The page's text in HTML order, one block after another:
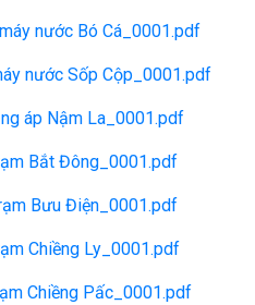
nước Bó Cá_0001.pdf
nước Sốp Cộp_0001.pdf
áp Nậm La_0001.pdf
Bắt Đông_0001.pdf
Bưu Điện_0001.pdf
Chiềng Ly_0001.pdf
Chiềng Pấc_0001.pdf